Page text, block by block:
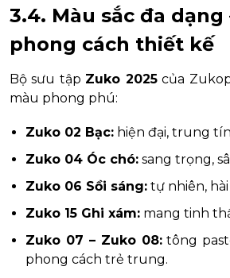
3.4. Màu sắc đa
phong cách thiết kế
Bộ sưu tập Zuko 2025của
màu phong phú:
Zuko 02 Bạc: hiện đại, trung
Zuko 04 Óc chó: sang trọng,
Zuko 06 Sồi sáng: tự nhiên, hài
Zuko 15 Ghi xám: mang tinh
Zuko 07 – Zuko 08:tông
phong cách trẻ trung.